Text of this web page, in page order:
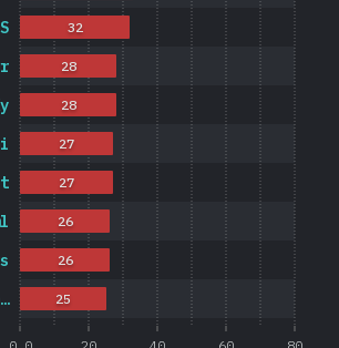
25
26
26
27
27
28
28
32